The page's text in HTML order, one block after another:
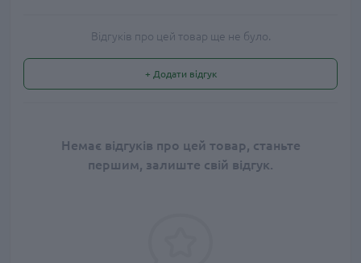
Відгуків про цей товар ще не було.
+ Додати відгук
Немає відгуків про цей товар, станьте
першим, залиште свій відгук.